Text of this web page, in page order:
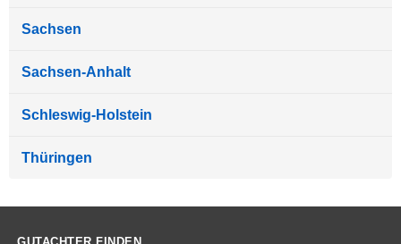
Sachsen
Sachsen-Anhalt
Schleswig-Holstein
Thüringen